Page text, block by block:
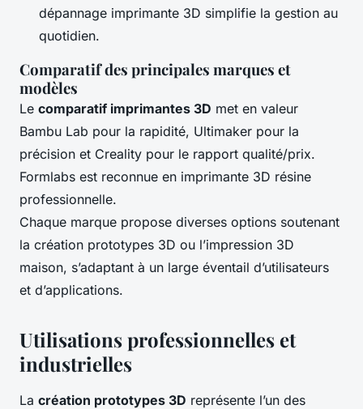
dépannage imprimante 3D simplifie la gestion au
quotidien.
Comparatif des principales marques et
modèles
Le comparatif imprimantes 3D met en valeur
Bambu Lab pour la rapidité, Ultimaker pour la
précision et Creality pour le rapport qualité/prix.
Formlabs est reconnue en imprimante 3D résine
professionnelle.
Chaque marque propose diverses options soutenant
la création prototypes 3D ou l’impression 3D
maison, s’adaptant à un large éventail d’utilisateurs
et d’applications.
Utilisations professionnelles et
industrielles
La création prototypes 3D représente l’un des